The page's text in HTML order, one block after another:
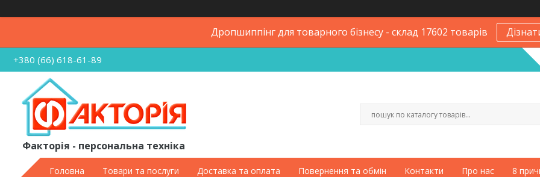
Дропшиппінг для товарного бізнесу - склад 17602 товарів
+380 (66) 618-61-89
Факторія - персональна техніка
Головна Товари та послуги Доставка та оплата Повернення та обмін Контакти Про нас 8